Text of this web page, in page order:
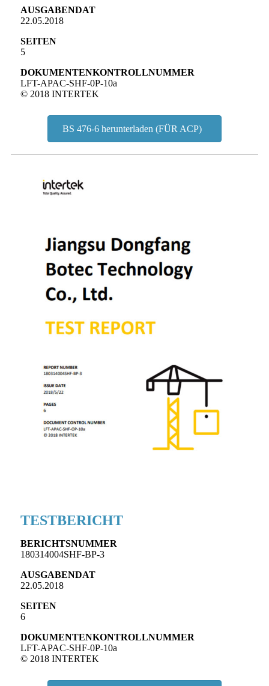
AUSGABENDAT
22.05.2018
SEITEN
5
DOKUMENTENKONTROLLNUMMER
LFT-APAC-SHF-0P-10a
© 2018 INTERTEK
BS 476-6 herunterladen (FÜR ACP)
TESTBERICHT
BERICHTSNUMMER
180314004SHF-BP-3
AUSGABENDAT
22.05.2018
SEITEN
6
DOKUMENTENKONTROLLNUMMER
LFT-APAC-SHF-0P-10a
© 2018 INTERTEK